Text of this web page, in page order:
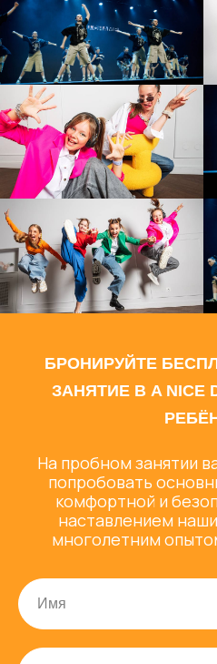
БРОНИРУЙТЕ
ЗАНЯТИЕ В A NICE
На пробном занятии
попробовать
комфортной и
наставлением
многолетним